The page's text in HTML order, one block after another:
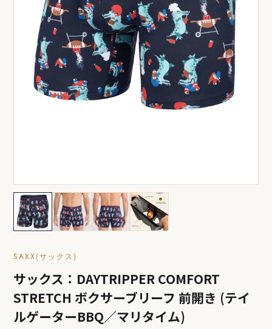
SAXX(サックス)
サックス：DAYTRIPPER COMFORT
STRETCH ボクサーブリーフ 前開き (テイ
ルゲーターBBQ／マリタイム)